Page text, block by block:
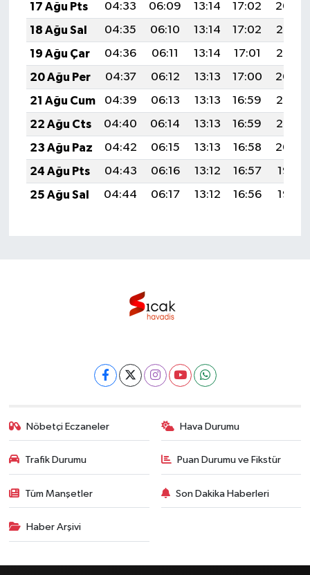
17 Ağu Pts
04:33 06:09 13:14 17:02
20:09
18 Ağu Sal
04:35 06:10 13:14 17:02
20:07
19 Ağu Çar
04:36 06:11 13:14 17:01
20:06
20 Ağu Per
04:37 06:12 13:13 17:00
20:04
21 Ağu Cum
04:39 06:13 13:13 16:59
20:03
22 Ağu Cts
04:40 06:14 13:13 16:59
20:02
23 Ağu Paz
04:42 06:15 13:13 16:58
20:00
24 Ağu Pts
04:43 06:16 13:12 16:57
19:58
25 Ağu Sal
04:44 06:17 13:12 16:56 19:57
Nöbetçi Eczaneler Hava Durumu
Trafik Durumu Puan Durumu ve Fikstür
Tüm Manşetler Son Dakika Haberleri
Haber Arşivi